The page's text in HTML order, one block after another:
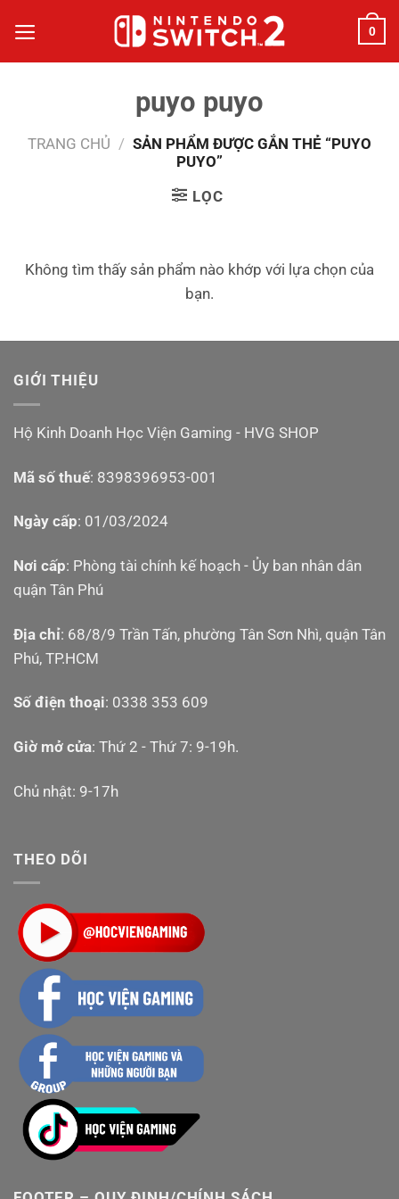
qua
nội
0
puyo puyo
TRANG CHỦ / SẢN PHẨM ĐƯỢC GẮN THẺ “PUYO
PUYO”
LỌC
Không tìm thấy sản phẩm nào khớp với lựa chọn của
bạn.
GIỚI THIỆU
Hộ Kinh Doanh Học Viện Gaming - HVG SHOP
Mã số thuế: 8398396953-001
Ngày cấp: 01/03/2024
Nơi cấp: Phòng tài chính kế hoạch - Ủy ban nhân dân
quận Tân Phú
Địa chỉ: 68/8/9 Trần Tấn, phường Tân Sơn Nhì, quận Tân
Phú, TP.HCM
Số điện thoại: 0338 353 609
Giờ mở cửa: Thứ 2 - Thứ 7: 9-19h.
Chủ nhật: 9-17h
THEO DÕI